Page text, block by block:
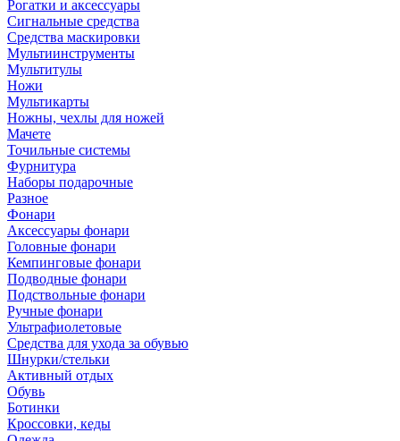
Рогатки и аксессуары
Сигнальные средства
Средства маскировки
Мультиинструменты
Мультитулы
Ножи
Мультикарты
Ножны, чехлы для ножей
Мачете
Точильные системы
Фурнитура
Наборы подарочные
Разное
Фонари
Аксессуары фонари
Головные фонари
Кемпинговые фонари
Подводные фонари
Подствольные фонари
Ручные фонари
Ультрафиолетовые
Средства для ухода за обувью
Шнурки/стельки
Активный отдых
Обувь
Ботинки
Кроссовки, кеды